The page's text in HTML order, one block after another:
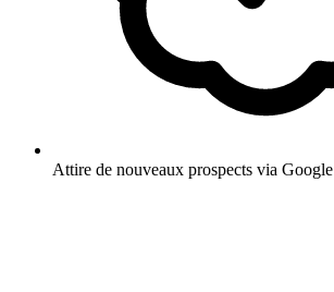
Attire de nouveaux prospects via Google